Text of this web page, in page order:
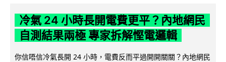
冷氣 24 小時長開電費更平？內地網民
自測結果兩極 專家拆解慳電邏輯
你信唔信冷氣長開 24 小時，電費反而平過開開關關？內地網民